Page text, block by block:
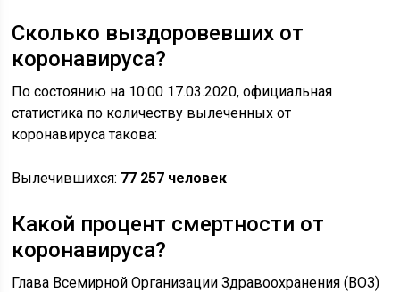
Сколько выздоровевших от
коронавируса?
По состоянию на 10:00 17.03.2020, официальная
статистика по количеству вылеченных от
коронавируса такова:
Вылечившихся: 77 257 человек
Какой процент смертности от
коронавируса?
Глава Всемирной Организации Здравоохранения (ВОЗ)